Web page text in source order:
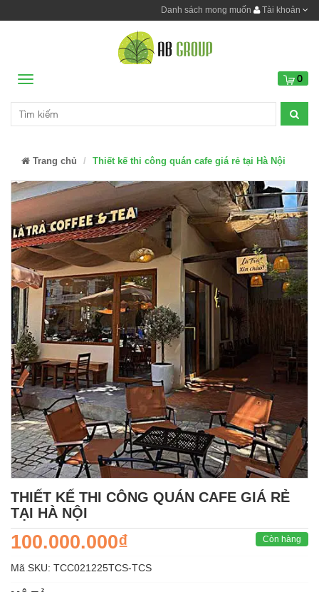
Danh sách mong muốn Tài khoản
Menu 0
Trang chủ Thiết kế thi công quán cafe giá rẻ tại Hà Nội
THIẾT KẾ THI CÔNG QUÁN CAFE GIÁ RẺ
TẠI HÀ NỘI
100.000.000₫ Còn hàng
Mã SKU: TCC021225TCS-TCS